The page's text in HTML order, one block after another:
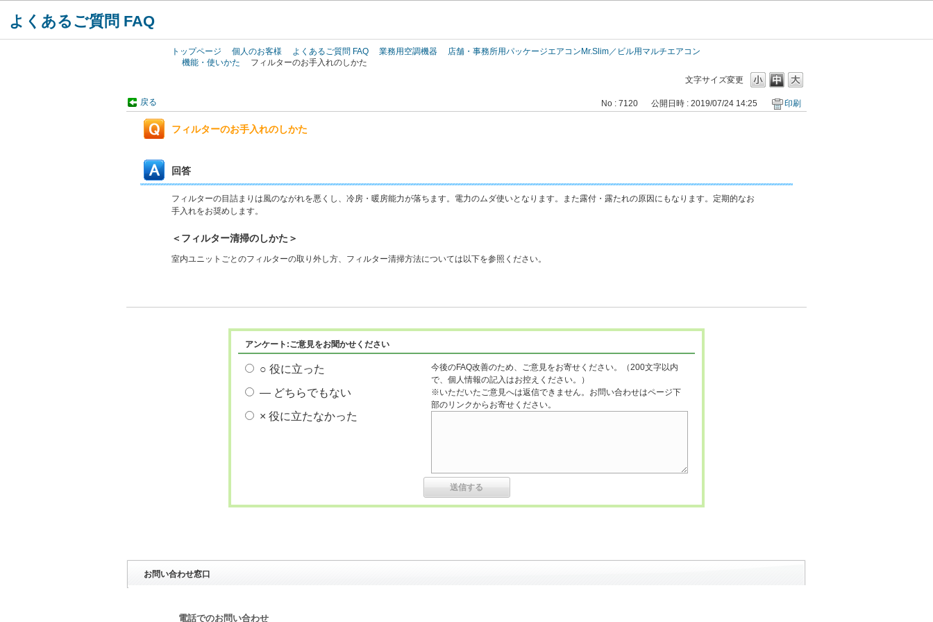
よくあるご質問 FAQ
トップページ 個人のお客様 よくあるご質問 FAQ 業務用空調機器
店舗・事務所用パッケージエアコンMr.Slim／ビル用マルチエアコン
機能・使いかた
フィルターのお手入れのしかた
文字サイズ変更
戻る No : 7120 公開日時 : 2019/07/24 14:25 印刷
フィルターのお手入れのしかた
回答
フィルターの目詰まりは風のながれを悪くし、冷房・暖房能力が落ちます。電力のムダ使いとなります。また露付・露たれの原因にもなります。定期的なお
手入れをお奨めします。
＜フィルター清掃のしかた＞
室内ユニットごとのフィルターの取り外し方、フィルター清掃方法については以下を参照ください。
アンケート:ご意見をお聞かせください
○ 役に立った
― どちらでもない
× 役に立たなかった
今後のFAQ改善のため、ご意見をお寄せください。（200文字以内
で、個人情報の記入はお控えください。）
※いただいたご意見へは返信できません。お問い合わせはページ下
部のリンクからお寄せください。
お問い合わせ窓口
電話でのお問い合わせ